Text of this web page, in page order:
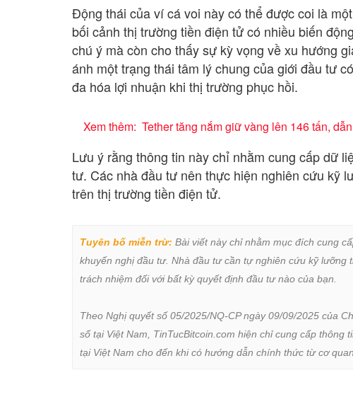
Động thái của ví cá voi này có thể được coi là
bối cảnh thị trường tiền điện tử có nhiều biến
chú ý mà còn cho thấy sự kỳ vọng về xu hướng
ánh một trạng thái tâm lý chung của giới đầu tư
đa hóa lợi nhuận khi thị trường phục hồi.
Xem thêm: Tether tăng nắm giữ vàng lên 146 tấn,
Lưu ý rằng thông tin này chỉ nhằm cung cấp dữ
tư. Các nhà đầu tư nên thực hiện nghiên cứu kỹ
trên thị trường tiền điện tử.
Tuyên bố miễn trừ: Bài viết này chỉ nhằm mục đích cung
khuyến nghị đầu tư. Nhà đầu tư cần tự nghiên cứu kỹ
trách nhiệm đối với bất kỳ quyết định đầu tư nào của bạn.
Theo Nghị quyết số 05/2025/NQ-CP ngày 09/09/2025 của
số tại Việt Nam, TinTucBitcoin.com hiện chỉ cung cấp
tại Việt Nam cho đến khi có hướng dẫn chính thức từ cơ